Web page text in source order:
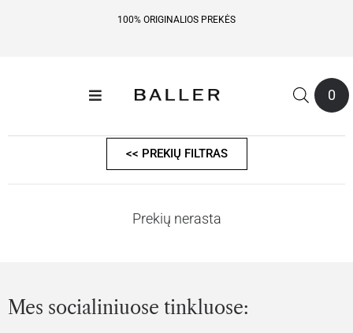
100% ORIGINALIOS PREKĖS
0
<< PREKIŲ FILTRAS
Prekių nerasta
Mes socialiniuose tinkluose: